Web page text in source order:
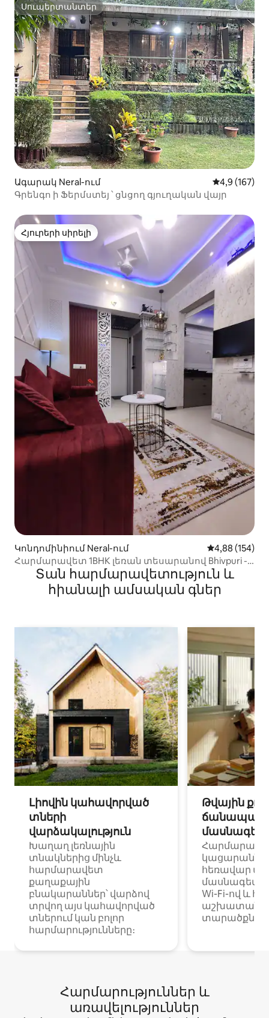
Սուպերտանտեր
Սուպերտանտեր
Ագարակ Neral-ում Միջին
4,9 (167)
Գրենգո ի Ֆերմստեյ ՝ ցնցող գյուղական վայր
Հյուրերի սիրելի
Հյուրերի սիրելի
Կոնդոմինիում Neral-ում Միջին
4,88 (154)
Հարմարավետ 1BHK լեռան տեսարանով Bhivpuri -
Տան հարմարավետություն և
հիանալի ամսական գներ
Լիովին կահավորված
տների
վարձակալություն
Խաղաղ լեռնային
տնակներից մինչև
հարմարավետ
քաղաքային
բնակարաններ՝ վարձով
տրվող այս կահավորված
տներում կան բոլոր
հարմարությունները։
Թվային
հեռավար
Wi-Fi-ով և
Հարմարություններ և
առավելություններ